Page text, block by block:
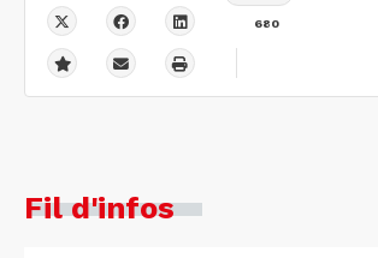
680
Fil d'infos